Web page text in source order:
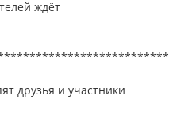
ждёт
друзья и участники